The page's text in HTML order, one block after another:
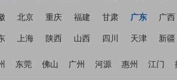
北京 重庆 福建 甘肃 广东 广西
上海 陕西 山西 四川 天津 新疆
东莞 佛山 广州 河源 惠州 江门